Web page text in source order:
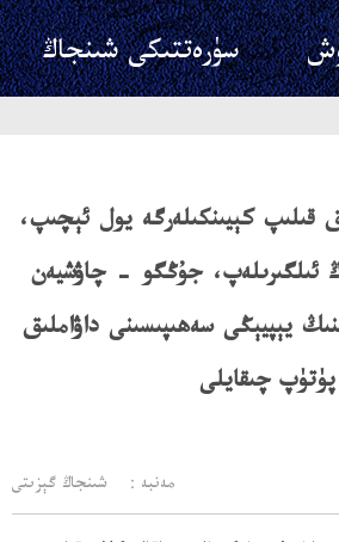
سۈرەتتىكى شىنجاڭ
قىلىپ كېيىنكىلەرگە يول ئېچىپ،
ئىلگىرىلەپ، جۇڭگو - چاۋشيەن
يېپيېڭى سەھىپىسىنى داۋاملىق
پۈتۈپ چىقايلى
مەنبە： شىنجاڭ گېزىتى